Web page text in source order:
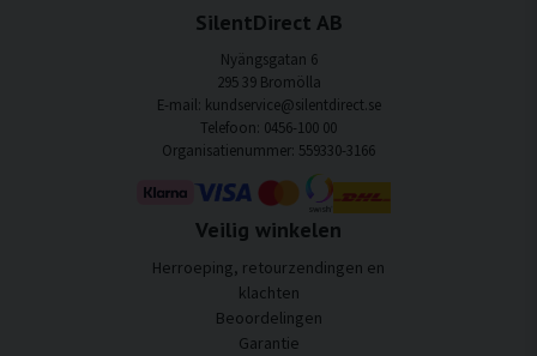
SilentDirect AB
Nyängsgatan 6
295 39 Bromölla
E-mail: kundservice@silentdirect.se
Telefoon: 0456-100 00
Organisatienummer: 559330-3166
Veilig winkelen
Herroeping, retourzendingen en
klachten
Beoordelingen
Garantie